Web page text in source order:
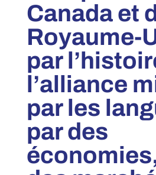
Canada et
Royaume-
par
l’alliance
par les
par des